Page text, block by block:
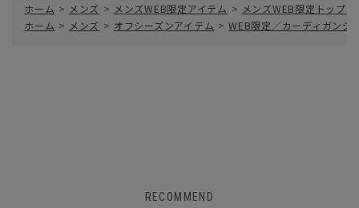
ホーム > メンズ > メンズWEB限定アイテム > メンズWEB限定トップス
ホーム > メンズ > オフシーズンアイテム > WEB限定／カーディガンジ
RECOMMEND